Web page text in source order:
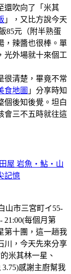
還吹向了「米其
」，又比方說今天
85元（附半熟蛋
，辣醬也很棒。單
光外場就十來個工
很清楚，畢竟不常
食地圖 」分享時知
個後知後覺。坦白
會三不五時就往這
屋 岩魚・鮎・山
記憶
山市三宮町イ55-
21:00(每個月第
第十團，這一趟我
川，今天先來分享
米其林一星、
3.75)感謝主廚幫我